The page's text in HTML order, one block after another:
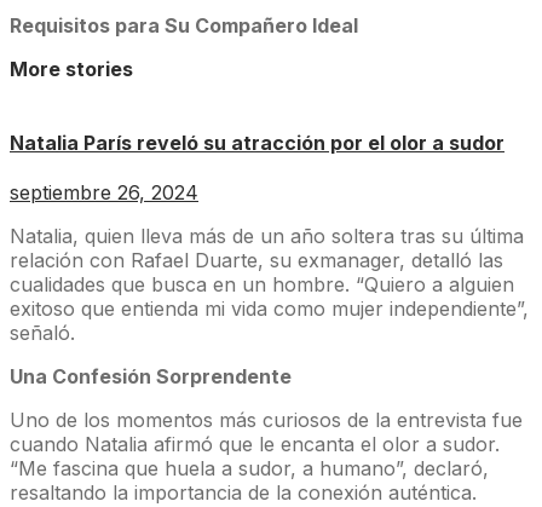
Requisitos para Su Compañero Ideal
More stories
Natalia París reveló su atracción por el olor a sudor
septiembre 26, 2024
Natalia, quien lleva más de un año soltera tras su última
relación con Rafael Duarte, su exmanager, detalló las
cualidades que busca en un hombre. “Quiero a alguien
exitoso que entienda mi vida como mujer independiente”,
señaló.
Una Confesión Sorprendente
Uno de los momentos más curiosos de la entrevista fue
cuando Natalia afirmó que le encanta el olor a sudor.
“Me fascina que huela a sudor, a humano”, declaró,
resaltando la importancia de la conexión auténtica.